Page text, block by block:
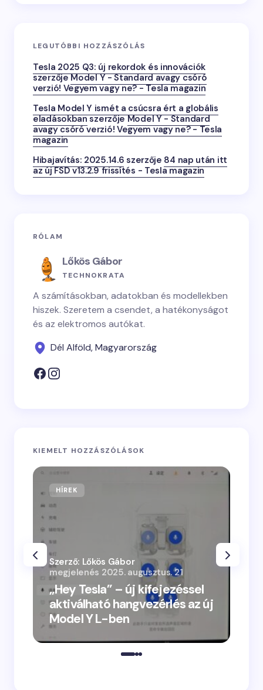
LEGUTÓBBI HOZZÁSZÓLÁS
Tesla 2025 Q3: új rekordok és innovációk
szerzőjeModel Y - Standard avagy csóró
verzió! Vegyem vagy ne? - Tesla magazin
Tesla Model Y ismét a csúcsra ért a globális
eladásokbanszerzőjeModel Y - Standard
avagy csóró verzió! Vegyem vagy ne? - Tesla
magazin
Hibajavítás: 2025.14.6 szerzője 84 nap után itt
az új FSD v13.2.9 frissítés - Tesla magazin
RÓLAM
Lőkös Gábor
TECHNOKRATA
A számításokban, adatokban és modellekben
hiszek. Szeretem a csendet, a hatékonyságot
és az elektromos autókat.
Dél Alföld, Magyarország
KIEMELT HOZZÁSZÓLÁSOK
HÍREK
„Hey Tesla” – új kifejezéssel
aktiválható hangvezérlés az új
Model Y L-ben
Szerző: Lőkös Gábor
megjelenés 2025. augusztus. 21